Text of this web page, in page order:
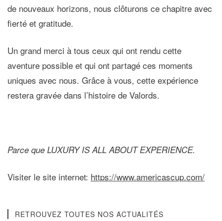
de nouveaux horizons, nous clôturons ce chapitre avec
fierté et gratitude.
Un grand merci à tous ceux qui ont rendu cette
aventure possible et qui ont partagé ces moments
uniques avec nous. Grâce à vous, cette expérience
restera gravée dans l’histoire de Valords.
Parce que LUXURY IS ALL ABOUT EXPERIENCE.
Visiter le site internet: https://www.americascup.com/
RETROUVEZ TOUTES NOS ACTUALITÉS